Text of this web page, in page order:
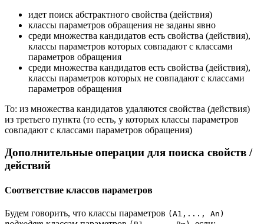
идет поиск абстрактного свойства (действия)
классы параметров обращения не заданы явно
среди множества кандидатов есть свойства (действия),
классы параметров которых совпадают с классами
параметров обращения
среди множества кандидатов есть свойства (действия),
классы параметров которых не совпадают с классами
параметров обращения
То: из множества кандидатов удаляются свойства (действия)
из третьего пункта (то есть, у которых классы параметров
совпадают с классами параметров обращения)
Дополнительные операции для поиска свойств /
действий
Соответствие классов параметров
Будем говорить, что классы параметров (A1,..., An)